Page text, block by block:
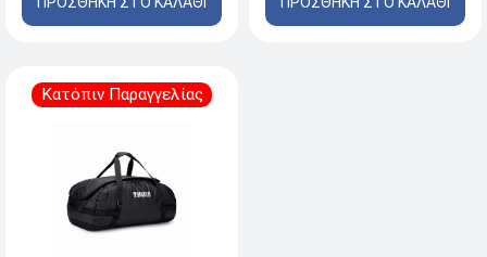
Κατόπιν Παραγγελίας